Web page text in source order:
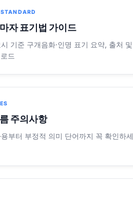
자 표기법 가이드
기준 구개음화·인명 표기 요약, 출처 및
드
주의사항
부터 부정적 의미 단어까지 꼭 확인하세